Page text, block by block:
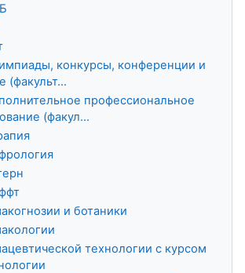
конкурсы, конференции и
(факульт...
профессиональное
(факул...
и ботаники
технологии с курсом